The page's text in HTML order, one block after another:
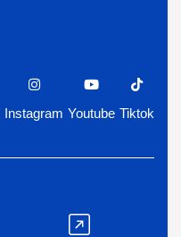
Instagram Youtube Tiktok